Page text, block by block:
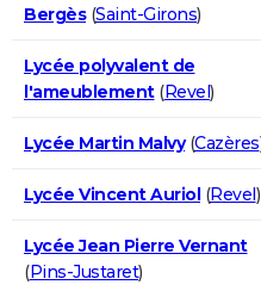
Bergès(Saint-Girons)
Lycée polyvalent de
l'ameublement(Revel)
Lycée Martin Malvy(Cazères
Lycée Vincent Auriol(Revel)
Lycée Jean Pierre Vernant
(Pins-Justaret)